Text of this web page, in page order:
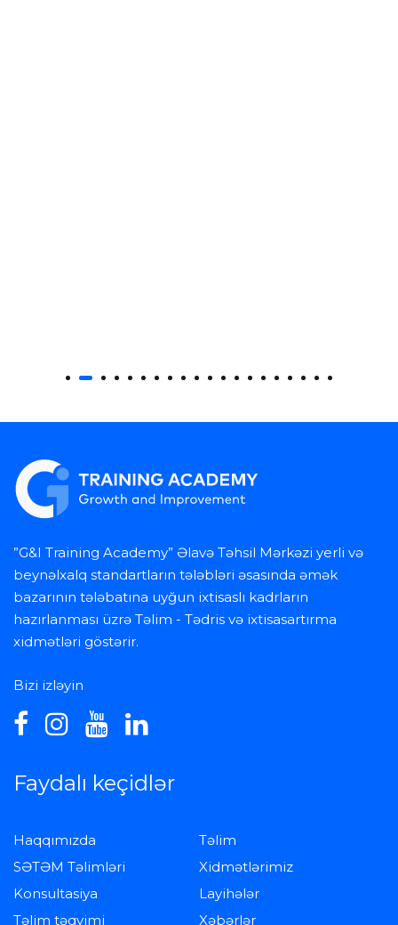
”G&I Training Academy” Əlavə Təhsil Mərkəzi yerli və
beynəlxalq standartların tələbləri əsasında əmək
bazarının tələbatına uyğun ixtisaslı kadrların
hazırlanması üzrə Təlim - Tədris və ixtisasartırma
xidmətləri göstərir.
Bizi izləyin
Faydalı keçidlər
Haqqımızda
Təlim
SƏTƏM Təlimləri
Xidmətlərimiz
Konsultasiya
Layihələr
Təlim təqvimi
Xəbərlər